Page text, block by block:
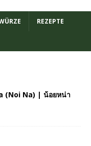
REZEPTE
(Noi Na) | น้อยหน่า